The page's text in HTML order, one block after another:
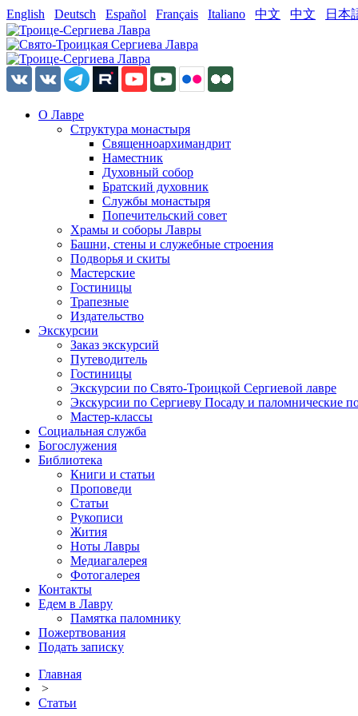
English Deutsch Español Français Italiano 中文 中文 日本
О Лавре
Структура монастыря
Священноархимандрит
Наместник
Духовный собор
Братский духовник
Службы монастыря
Попечительский совет
Храмы и соборы Лавры
Башни, стены и служебные строения
Подворья и скиты
Мастерские
Гостиницы
Трапезные
Издательство
Экскурсии
Заказ экскурсий
Путеводитель
Гостиницы
Экскурсии по Свято-Троицкой Сергиевой лавре
Экскурсии по Сергиеву Посаду и паломнические
Мастер-классы
Социальная служба
Богослужения
Библиотека
Книги и статьи
Проповеди
Статьи
Рукописи
Жития
Ноты Лавры
Медиагалерея
Фотогалерея
Контакты
Едем в Лавру
Памятка паломнику
Пожертвования
Подать записку
Главная
>
Статьи